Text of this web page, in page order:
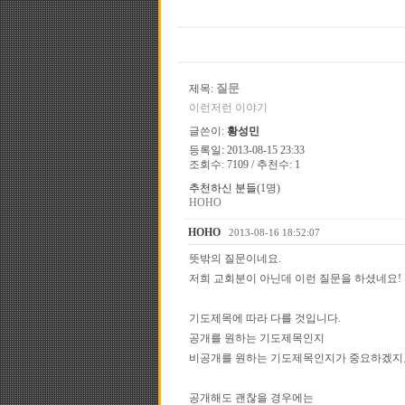
제목: 질문
이런저런 이야기
글쓴이: 황성민
등록일: 2013-08-15 23:33
조회수: 7109 / 추천수: 1
추천하신 분들(1명)
HOHO
HOHO 2013-08-16 18:52:07
뜻밖의 질문이네요.
저희 교회분이 아닌데 이런 질문을 하셨네요!
기도제목에 따라 다를 것입니다.
공개를 원하는 기도제목인지
비공개를 원하는 기도제목인지가 중요하겠지
공개해도 괜찮을 경우에는